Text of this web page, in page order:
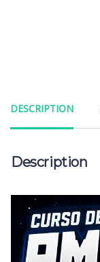
DESCRIPTION
Description